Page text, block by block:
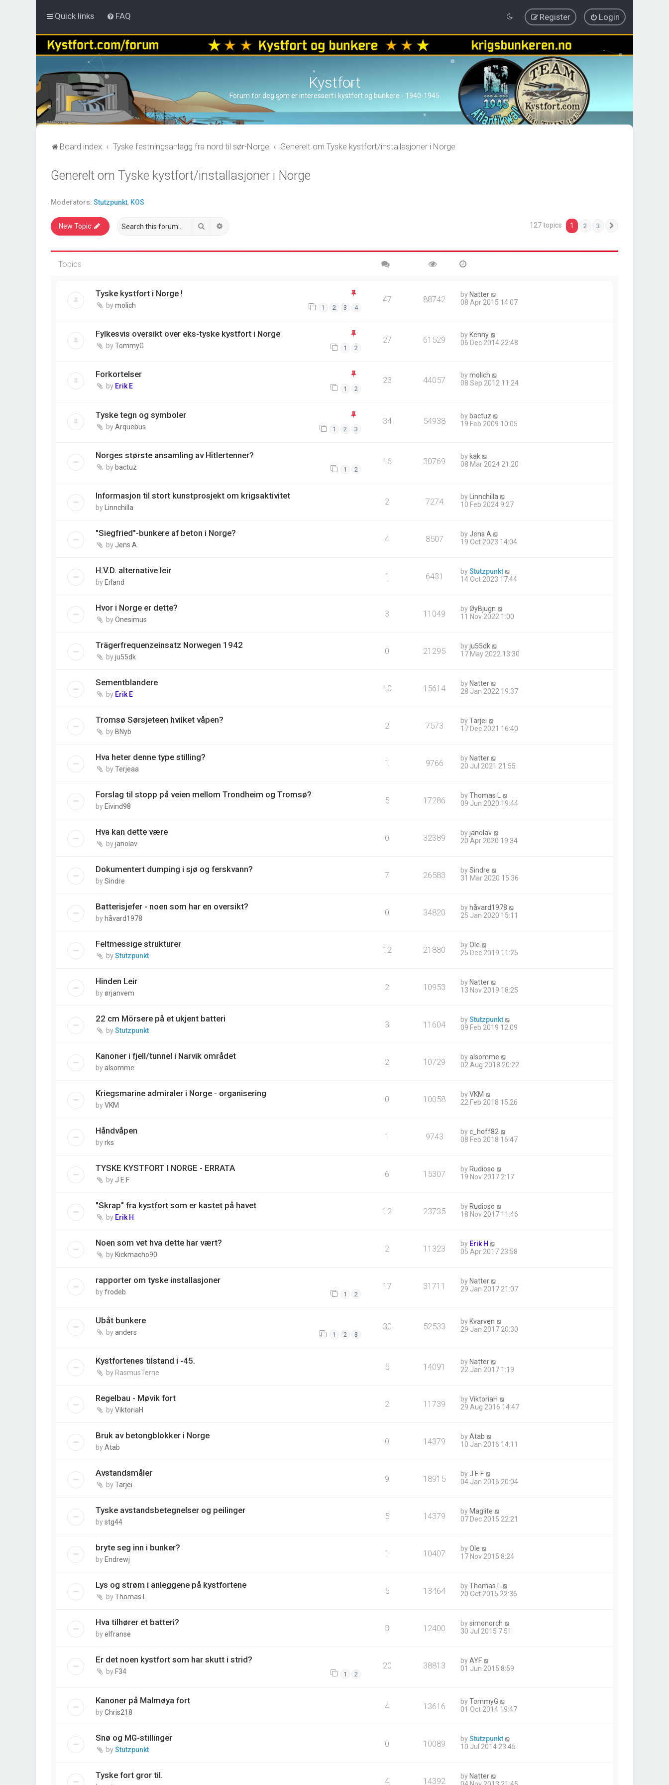
Quick links FAQ Login
Register
Kystfort
Forum for deg som er interessert i kystfort og bunkere - 1940-1945
Board index Tyske festningsanlegg fra nord til sør-Norge Generelt om Tyske kystfort/installasjoner i Norge
Generelt om Tyske kystfort/installasjoner i Norge
Moderators: Stutzpunkt, KOS
New Topic Search 127 topics 1 2 3
Topics
Tyske kystfort i Norge !
bymolich 1 2 3 4
47 88742 by Natter
08 Apr 2015 14:07
Fylkesvis oversikt over eks-tyske kystfort i Norge
byTommyG 1 2
27 61529 by Kenny
06 Dec 2014 22:48
Forkortelser
by Erik E 1 2
23 44057 bymolich
08 Sep 2012 11:24
Tyske tegn og symboler
byArquebus 1 2 3
34 54938 bybactuz
19 Feb 2009 10:05
Norges største ansamling av Hitlertenner?
by bactuz 1 2
16 30769 by kak
08 Mar 2024 21:20
Informasjon til stort kunstprosjekt om krigsaktivitet
by Linnchilla
2 7274 by
Linnchilla
10 Feb 2024 9:27
"Siegfried"-bunkere af beton i Norge?
by Jens A
4 8507 by Jens A
19 Oct 2023 14:04
H.V.D. alternative leir
by Erland
1 6431 byStutzpunkt
14 Oct 2023 17:44
Hvor i Norge er dette?
byOnesimus
3 11049 byØyBjugn
11 Nov 2022 1:00
Trägerfrequenzeinsatz Norwegen 1942
byju55dk
0 21295 byju55dk
17 May 2022 13:30
Sementblandere
by Erik E
10 15614 by Natter
28 Jan 2022 19:37
Tromsø Sørsjeteen hvilket våpen?
by BNyb
2 7573 byTarjei
17 Dec 2021 16:40
Hva heter denne type stilling?
byTerjeaa
1 9766 by Natter
20 Jul 2021 21:55
Forslag til stopp på veien mellom Trondheim og Tromsø?
by Eivind98
5 17286 byThomas L
09 Jun 2020 19:44
Hva kan dette være
byjanolav
0 32389 byjanolav
20 Apr 2020 19:34
Dokumentert dumping i sjø og ferskvann?
bySindre
7 26583 bySindre
31 Mar 2020 15:36
Batterisjefer - noen som har en oversikt?
by håvard1978
0 34820 by håvard1978
25 Jan 2020 15:11
Feltmessige strukturer
byStutzpunkt
12 21880 byOle
25 Dec 2019 11:25
Hinden Leir
byørjanvem
2 10953 by Natter
13 Nov 2019 18:25
22 cm Mörsere på et ukjent batteri
byStutzpunkt
3 11604 byStutzpunkt
09 Feb 2019 12:09
Kanoner i fjell/tunnel i Narvik området
byalsomme
2 10729 byalsomme
02 Aug 2018 20:22
Kriegsmarine admiraler i Norge - organisering
byVKM
0 10058 byVKM
22 Feb 2018 15:26
Håndvåpen
byrks
1 9743 byc_hoff82
08 Feb 2018 16:47
TYSKE KYSTFORT I NORGE - ERRATA
by J E F
6 15307 by Rudioso
19 Nov 2017 2:17
"Skrap" fra kystfort som er kastet på havet
by Erik H
12 23735 by Rudioso
18 Nov 2017 11:46
Noen som vet hva dette har vært?
by Kickmacho90
2 11323 by Erik H
05 Apr 2017 23:58
rapporter om tyske installasjoner
byfrodeb 1 2
17 31711 by Natter
29 Jan 2017 21:07
Ubåt bunkere
byanders 1 2 3
30 52533 by Kvarven
29 Jan 2017 20:30
Kystfortenes tilstand i -45.
by RasmusTerne
5 14091 by Natter
22 Jan 2017 1:19
Regelbau - Møvik fort
byViktoriaH
2 11739 byViktoriaH
29 Aug 2016 14:47
Bruk av betongblokker i Norge
byAtab
0 14379 byAtab
10 Jan 2016 14:11
Avstandsmåler
byTarjei
9 18915 by J E F
04 Jan 2016 20:04
Tyske avstandsbetegnelser og peilinger
bystg44
5 14379 by Maglite
07 Dec 2015 22:21
bryte seg inn i bunker?
by Endrewj
1 10407 byOle
17 Nov 2015 8:24
Lys og strøm i anleggene på kystfortene
byThomas L
5 13464 byThomas L
20 Oct 2015 22:36
Hva tilhører et batteri?
byelfranse
3 12400 bysimonorch
30 Jul 2015 7:51
Er det noen kystfort som har skutt i strid?
by F34 1 2
20 38813 byAYF
01 Jun 2015 8:59
Kanoner på Malmøya fort
byChris218
4 13616 byTommyG
01 Oct 2014 19:47
Snø og MG-stillinger
byStutzpunkt
0 10089 byStutzpunkt
10 Jul 2014 23:45
Tyske fort gror til.
4 14392 byNatter